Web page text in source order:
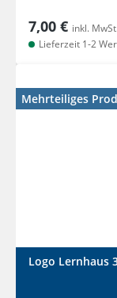
7,00 € inkl.
Lieferzeit 1-2
Mehrteiliges
Logo Lernhaus